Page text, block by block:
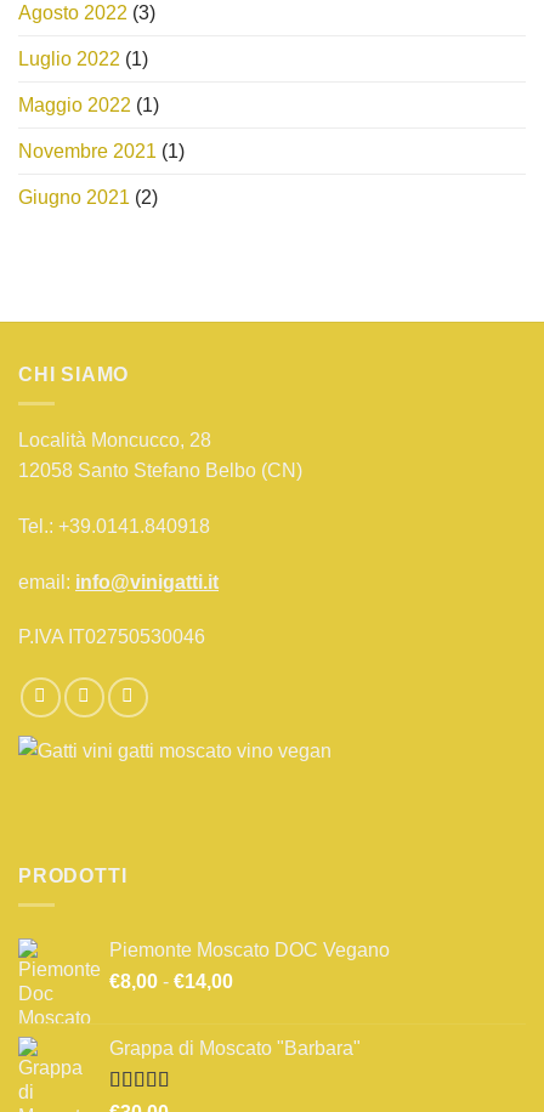
Agosto 2022 (3)
Luglio 2022 (1)
Maggio 2022 (1)
Novembre 2021 (1)
Giugno 2021 (2)
CHI SIAMO
Località Moncucco, 28
12058 Santo Stefano Belbo (CN)
Tel.: +39.0141.840918
email: info@vinigatti.it
P.IVA IT02750530046
PRODOTTI
Piemonte Moscato DOC Vegano
€8,00 - €14,00Fascia
da
Grappa di Moscato "Barbara"